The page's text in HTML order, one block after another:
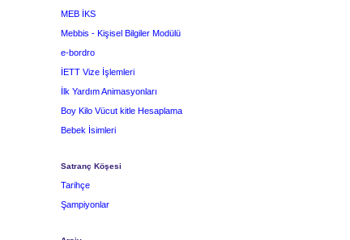
MEB İKS
Mebbis - Kişisel Bilgiler Modülü
e-bordro
İETT Vize İşlemleri
İlk Yardım Animasyonları
Boy Kilo Vücut kitle Hesaplama
Bebek İsimleri
Satranç Köşesi
Tarihçe
Şampiyonlar